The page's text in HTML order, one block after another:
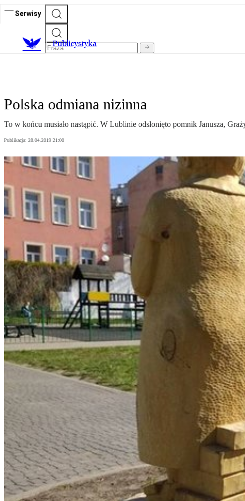
Serwisy
Publicystyka
Polska odmiana nizinna
To w końcu musiało nastąpić. W Lublinie odsłonięto pomnik Janusza,
Publikacja: 28.04.2019 21:00